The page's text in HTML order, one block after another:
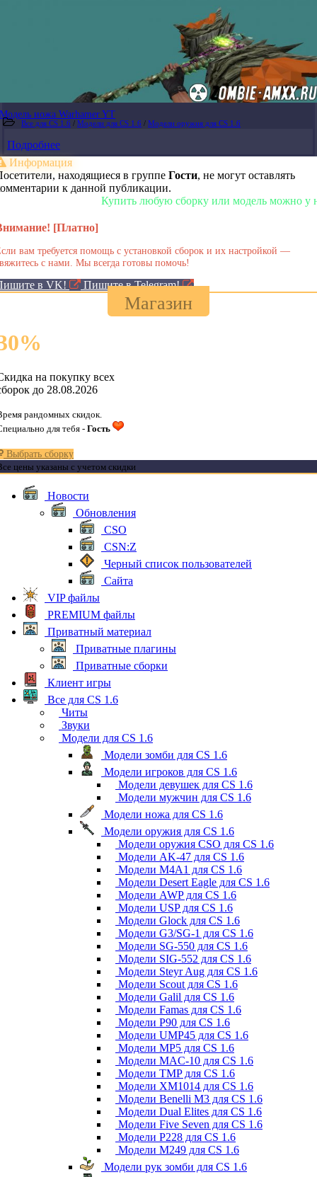
Модель ножа Warhamer YT
Все для CS 1.6 / Модели для CS 1.6 / Модели оружия для CS 1.6
Подробнее
Информация
находящиеся в группе Гости, не могут оставлять
к данной публикации.
Купить любую сборку или модель можно у нас
[Платно]
вам требуется помощь с установкой сборок и их настройкой —
с нами. Мы всегда готовы помочь!
в VK! Пишите в Telegram!
Магазин
%
на покупку всех
до 28.08.2026
рандомных скидок.
для тебя - Гость
Выбрать сборку
цены указаны с учетом скидки
Новости
Обновления
CSO
CSN:Z
Черный список пользователей
Сайта
VIP файлы
PREMIUM файлы
Приватный материал
Приватные плагины
Приватные сборки
Клиент игры
Все для CS 1.6
Читы
Звуки
Модели для CS 1.6
Модели зомби для CS 1.6
Модели игроков для CS 1.6
Модели девушек для CS 1.6
Модели мужчин для CS 1.6
Модели ножа для CS 1.6
Модели оружия для CS 1.6
Модели оружия CSO для CS 1.6
Модели AK-47 для CS 1.6
Модели M4A1 для CS 1.6
Модели Desert Eagle для CS 1.6
Модели AWP для CS 1.6
Модели USP для CS 1.6
Модели Glock для CS 1.6
Модели G3/SG-1 для CS 1.6
Модели SG-550 для CS 1.6
Модели SIG-552 для CS 1.6
Модели Steyr Aug для CS 1.6
Модели Scout для CS 1.6
Модели Galil для CS 1.6
Модели Famas для CS 1.6
Модели P90 для CS 1.6
Модели UMP45 для CS 1.6
Модели MP5 для CS 1.6
Модели MAC-10 для CS 1.6
Модели TMP для CS 1.6
Модели XM1014 для CS 1.6
Модели Benelli M3 для CS 1.6
Модели Dual Elites для CS 1.6
Модели Five Seven для CS 1.6
Модели P228 для CS 1.6
Модели M249 для CS 1.6
Модели рук зомби для CS 1.6